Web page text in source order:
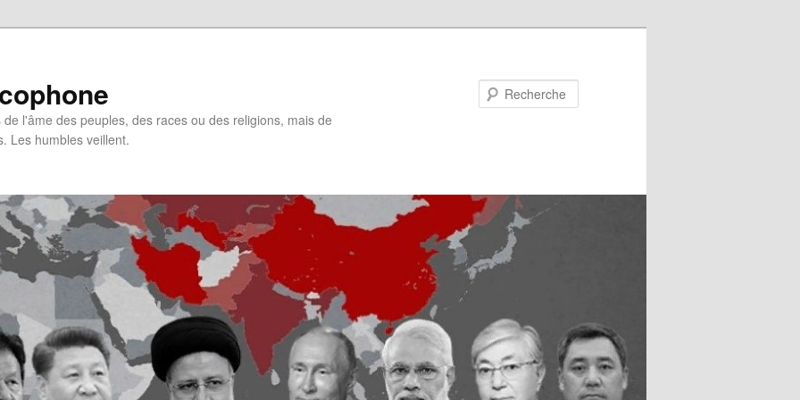
l'âme des peuples, des races ou des religions, mais de
Les humbles veillent.